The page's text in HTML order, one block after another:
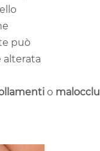
può
alterata
o